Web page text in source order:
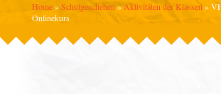
Home » Schulgeschehen » Aktivitäten der Klassen »
Onlinekurs